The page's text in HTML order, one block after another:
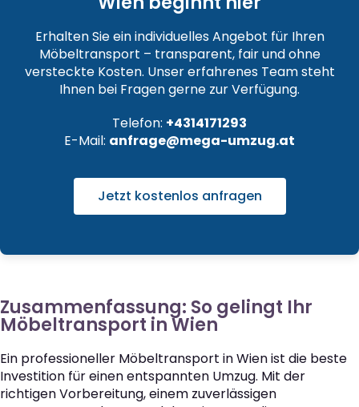
Erhalten Sie ein individuelles Angebot für Ihren
Möbeltransport – transparent, fair und ohne
versteckte Kosten. Unser erfahrenes Team steht
Ihnen bei Fragen gerne zur Verfügung.
Telefon: +4314171293
E-Mail: anfrage@mega-umzug.at
Jetzt kostenlos anfragen
Zusammenfassung: So gelingt Ihr
Möbeltransport in Wien
Ein professioneller Möbeltransport in Wien ist die beste
Investition für einen entspannten Umzug. Mit der
richtigen Vorbereitung, einem zuverlässigen